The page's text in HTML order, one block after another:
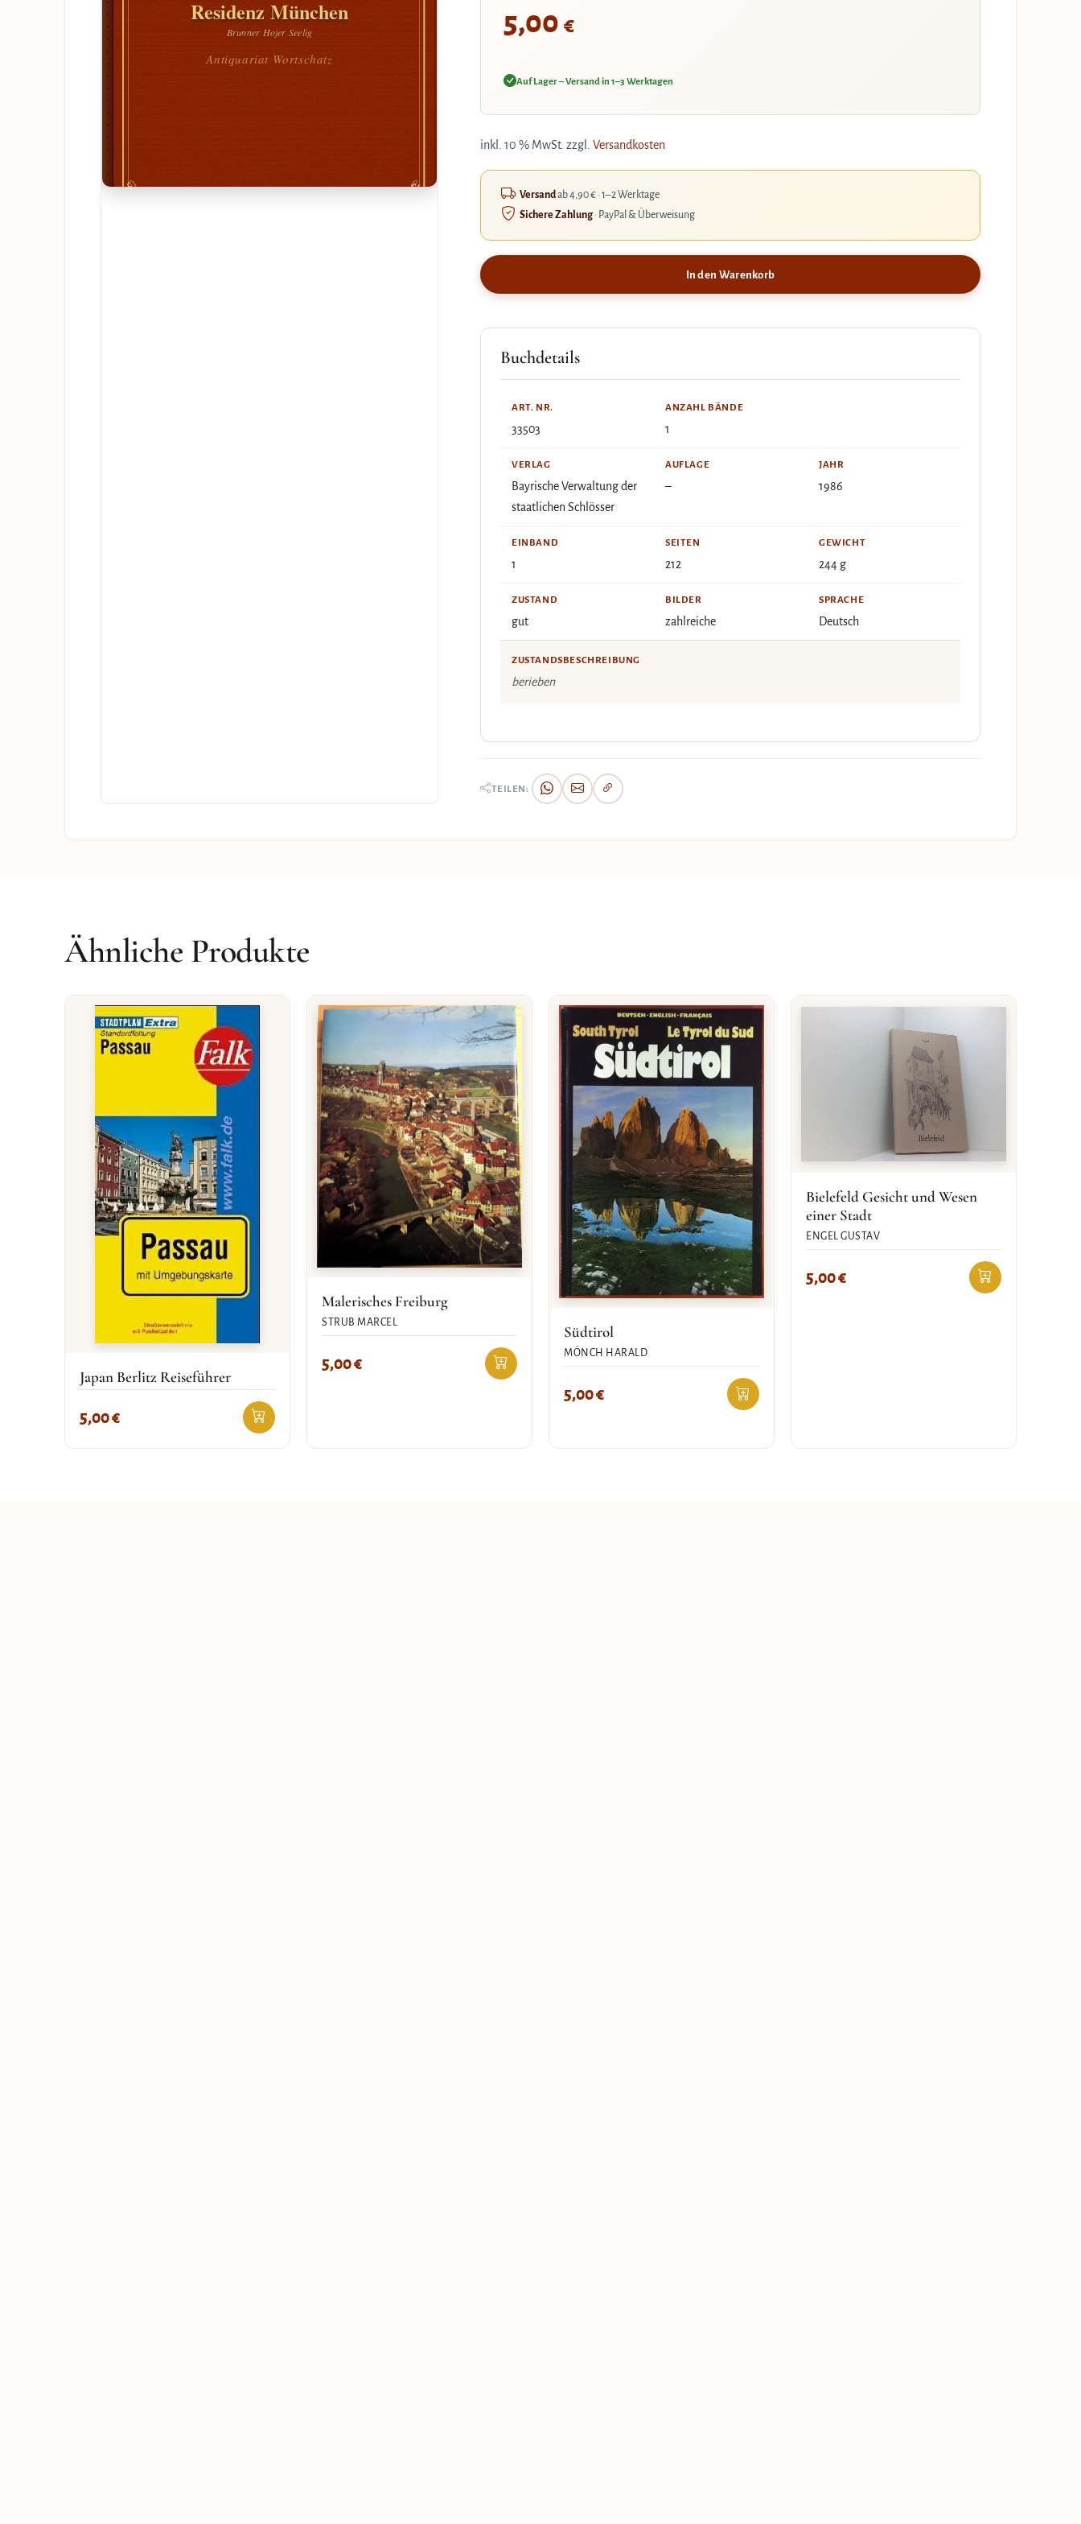
Residenz München
Brunner Hojer Seelig
Antiquariat Wortschatz
5,00 €
Auf Lager – Versand in 1–3 Werktagen
inkl. 10 % MwSt. zzgl. Versandkosten
Versandab 4,90 € · 1–2 Werktage
Sichere Zahlung· PayPal & Überweisung
In den Warenkorb
Buchdetails
ART. NR.
33503
ANZAHL BÄNDE
1
VERLAG
Bayrische Verwaltung der
staatlichen Schlösser
AUFLAGE
–
JAHR
1986
EINBAND
1
SEITEN
212
GEWICHT
244 g
ZUSTAND
gut
BILDER
zahlreiche
SPRACHE
Deutsch
ZUSTANDSBESCHREIBUNG
berieben
TEILEN:
Ähnliche Produkte
Japan Berlitz Reiseführer
5,00€
Malerisches Freiburg
STRUB MARCEL
5,00€
Südtirol
MÖNCH HARALD
5,00€
Bielefeld Gesicht und Wesen
einer Stadt
ENGEL GUSTAV
5,00€